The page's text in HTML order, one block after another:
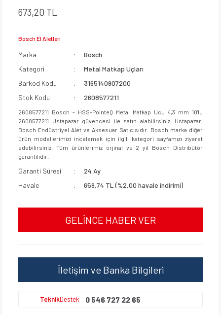
673,20 TL
Bosch El Aletleri
Marka
Bosch
Kategori
Metal Matkap Uçları
Barkod Kodu
3165140907200
Stok Kodu
2608577211
2608577211 Bosch - HSS-PointeQ Metal Matkap Ucu 4,3 mm 10'lu
2608577211 Ustapazar güvencesi ile satın alabilirsiniz. Ustapazar,
Bosch Endüstriyel Alet ve Aksesuar Satıcısıdır. Bosch marka diğer
ürün modellerimizi incelemek için ilgili kategori sayfamızı ziyaret
edebilirsiniz. Tüm ürünlerimiz orjinal ve 2 yıl Bosch Distribütör
garantilidir.
Garanti Süresi
24 Ay
Havale
659,74 TL (%2,00 havale indirimi)
GELİNCE HABER VER
İletişim ve Banka Bilgileri
TeknikDestek 0 546 727 22 65